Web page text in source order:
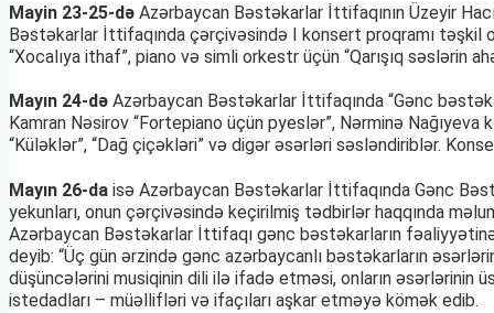
Mayin 23-25-də Azərbaycan Bəstəkarlar İttifaqının Üzeyir
Bəstəkarlar İttifaqında çərçivəsində I konsert proqramı təşkil
“Xocalıya ithaf”, piano və simli orkestr üçün “Qarışıq səslərin
Mayın 24-də Azərbaycan Bəstəkarlar İttifaqında “Gənc
Kamran Nəsirov “Fortepiano üçün pyeslər”, Nərminə
“Küləklər”, “Dağ çiçəkləri” və digər əsərləri səsləndiriblər.
Mayın 26-da isə Azərbaycan Bəstəkarlar İttifaqında Gənc
yekunları, onun çərçivəsində keçirilmiş tədbirlər haqqında
Azərbaycan Bəstəkarlar İttifaqı gənc bəstəkarların
deyib: “Üç gün ərzində gənc azərbaycanlı bəstəkarların
düşüncələrini musiqinin dili ilə ifadə etməsi, onların əsərlərinin
istedadları – müəllifləri və ifaçıları aşkar etməyə kömək edib.